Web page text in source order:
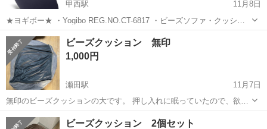
甲西駅
11月8日
★ヨギボー★ ・Yogibo REG.NO.CT-6817 ・ビーズソファ・クッショ
ンソファ ・約高さ110cm×幅80cm （当方での採寸です。多少の誤差等
ご了承下さい） ※商品の状態や詳しいサイズ等は現物にてご確認く
だ...
滋賀 湖南市 甲西駅 Yogibo
ビーズクッション 無印
1,000円
瀬田駅
11月7日
無印のビーズクッションの大です。 押し入れに眠っていたので、欲し
い方にお譲りします
滋賀 大津市 瀬田駅 ビーズクッション
ビーズクッション 2個セット